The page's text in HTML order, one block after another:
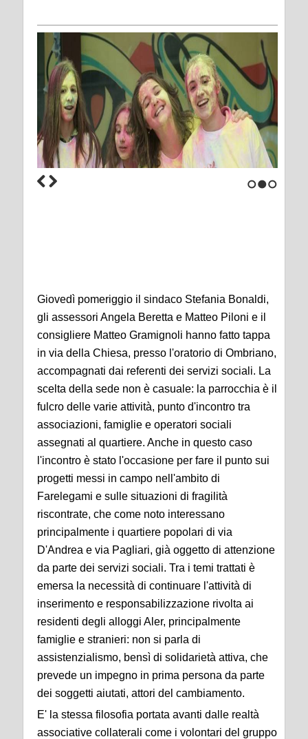
Giovedì pomeriggio il sindaco Stefania Bonaldi,
gli assessori Angela Beretta e Matteo Piloni e il
consigliere Matteo Gramignoli hanno fatto tappa
in via della Chiesa, presso l'oratorio di Ombriano,
accompagnati dai referenti dei servizi sociali. La
scelta della sede non è casuale: la parrocchia è il
fulcro delle varie attività, punto d'incontro tra
associazioni, famiglie e operatori sociali
assegnati al quartiere. Anche in questo caso
l'incontro è stato l'occasione per fare il punto sui
progetti messi in campo nell'ambito di
Farelegami e sulle situazioni di fragilità
riscontrate, che come noto interessano
principalmente i quartiere popolari di via
D'Andrea e via Pagliari, già oggetto di attenzione
da parte dei servizi sociali. Tra i temi trattati è
emersa la necessità di continuare l'attività di
inserimento e responsabilizzazione rivolta ai
residenti degli alloggi Aler, principalmente
famiglie e stranieri: non si parla di
assistenzialismo, bensì di solidarietà attiva, che
prevede un impegno in prima persona da parte
dei soggetti aiutati, attori del cambiamento.
E' la stessa filosofia portata avanti dalle realtà
associative collaterali come i volontari del gruppo